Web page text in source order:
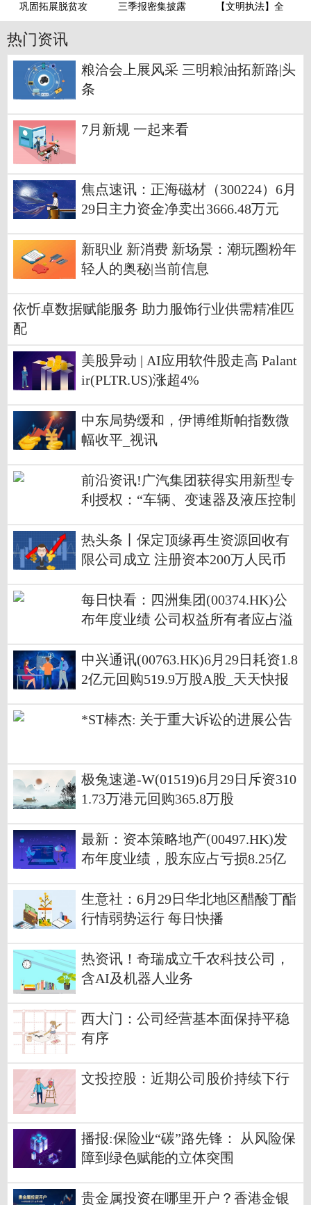
巩固拓展脱贫攻 三季报密集披露 【文明执法】全
热门资讯
粮洽会上展风采 三明粮油拓新路|头
条
7月新规 一起来看
焦点速讯：正海磁材（300224）6月
29日主力资金净卖出3666.48万元
新职业 新消费 新场景：潮玩圈粉年
轻人的奥秘|当前信息
依忻卓数据赋能服务 助力服饰行业供需精准匹
配
美股异动 | AI应用软件股走高 Palant
ir(PLTR.US)涨超4%
中东局势缓和，伊博维斯帕指数微
幅收平_视讯
前沿资讯!广汽集团获得实用新型专
利授权：“车辆、变速器及液压控制
热头条丨保定顶缘再生资源回收有
限公司成立 注册资本200万人民币
每日快看：四洲集团(00374.HK)公
布年度业绩 公司权益所有者应占溢
中兴通讯(00763.HK)6月29日耗资1.8
2亿元回购519.9万股A股_天天快报
*ST棒杰: 关于重大诉讼的进展公告
极兔速递-W(01519)6月29日斥资310
1.73万港元回购365.8万股
最新：资本策略地产(00497.HK)发
布年度业绩，股东应占亏损8.25亿
生意社：6月29日华北地区醋酸丁酯
行情弱势运行 每日快播
热资讯！奇瑞成立千农科技公司，
含AI及机器人业务
西大门：公司经营基本面保持平稳
有序
文投控股：近期公司股价持续下行
播报:保险业“碳”路先锋： 从风险保
障到绿色赋能的立体突围
贵金属投资在哪里开户？香港金银